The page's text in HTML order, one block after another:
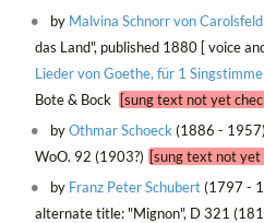
by Malvina Schnorr von Carolsfeld
das Land", published 1880 [ voice
Lieder von Goethe, für 1
Bote & Bock
[sung text not yet
byOthmar Schoeck (1886 -
WoO. 92 (1903?) [sung text not yet
by Franz Peter Schubert(1797 -
alternate title: "Mignon", D 321